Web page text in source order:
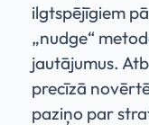
ilgtspējīgiem
„nudge“
jautājumus.
precīzā
paziņo par